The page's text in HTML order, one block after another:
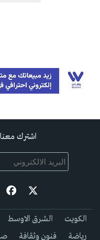
اشترك معنا
الكويت الشرق الاوسط
رياضة
فنون وثقافة